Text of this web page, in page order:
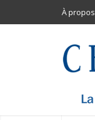
À propos